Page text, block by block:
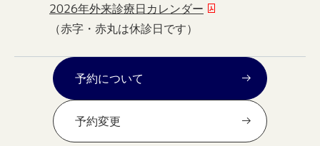
2026年外来診療日カレンダー
（赤字・赤丸は休診日です）
予約について
予約変更